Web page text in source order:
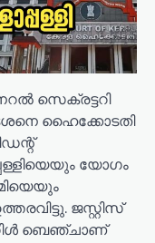
സെക്രട്ടറി
ഹൈക്കോടതി
യോഗം
ജസ്റ്റിസ്
ബെഞ്ചാണ്